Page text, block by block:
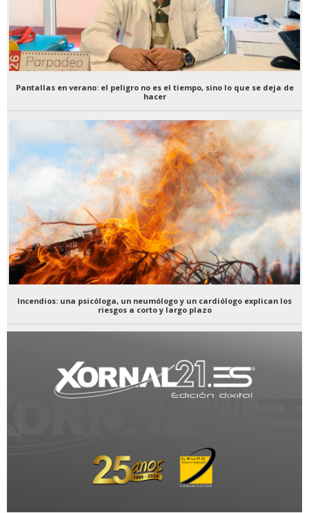
Pantallas en verano: el peligro no es el tiempo, sino lo que se deja de
hacer
Incendios: una psicóloga, un neumólogo y un cardiólogo explican los
riesgos a corto y largo plazo